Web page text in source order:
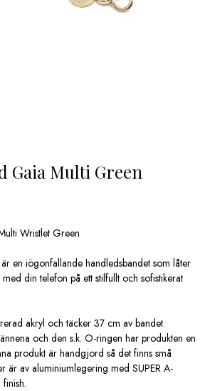
Gaia Multi Green
Wristlet Green
en iögonfallande handledsbandet som låter
din telefon på ett stilfullt och sofistikerat
akryl och täcker 37 cm av bandet.
och den s.k. O-ringen har produkten en
produkt är handgjord så det finns små
är av aluminiumlegering med SUPER A-